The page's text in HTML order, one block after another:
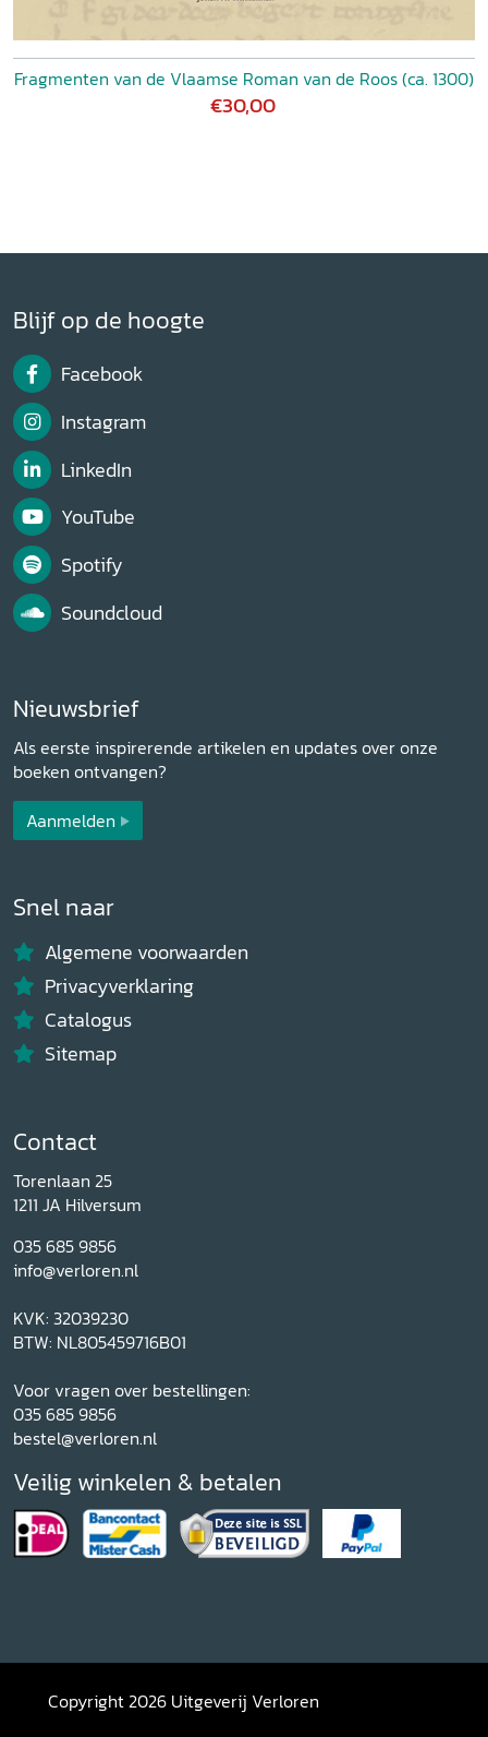
Fragmenten van de Vlaamse Roman van de Roos (ca. 1300)
€30,00
Blijf op de hoogte
Facebook
Instagram
LinkedIn
YouTube
Spotify
Soundcloud
Nieuwsbrief
Als eerste inspirerende artikelen en updates over onze
boeken ontvangen?
Aanmelden
Snel naar
Algemene voorwaarden
Privacyverklaring
Catalogus
Sitemap
Contact
Torenlaan 25
1211 JA Hilversum
035 685 9856
info@verloren.nl
KVK: 32039230
BTW: NL805459716B01
Voor vragen over bestellingen:
035 685 9856
bestel@verloren.nl
Veilig winkelen & betalen
Copyright 2026 Uitgeverij Verloren